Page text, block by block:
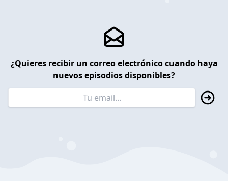
¿Quieres recibir un correo electrónico cuando haya
nuevos episodios disponibles?